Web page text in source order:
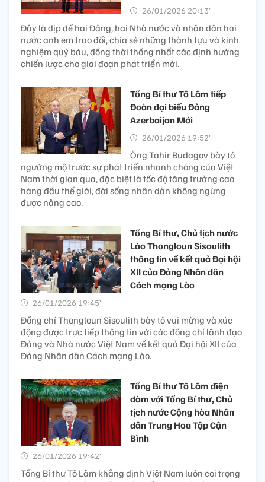
26/01/2026 20:13’
Đây là dịp để hai Đảng, hai Nhà nước và nhân dân hai
nước anh em trao đổi, chia sẻ những thành tựu và kinh
nghiệm quý báu, đồng thời thống nhất các định hướng
chiến lược cho giai đoạn phát triển mới.
Tổng Bí thư Tô Lâm tiếp
Đoàn đại biểu Đảng
Azerbaijan Mới
26/01/2026 19:52’
Ông Tahir Budagov bày tỏ
ngưỡng mộ trước sự phát triển nhanh chóng của Việt
Nam thời gian qua, đặc biệt là tốc độ tăng trưởng cao
hàng đầu thế giới, đời sống nhân dân không ngừng
được nâng cao.
Tổng Bí thư, Chủ tịch nước
Lào Thongloun Sisoulith
thông tin về kết quả Đại hội
XII của Đảng Nhân dân
Cách mạng Lào
26/01/2026 19:45’
Đồng chí Thongloun Sisoulith bày tỏ vui mừng và xúc
động được trực tiếp thông tin với các đồng chí lãnh đạo
Đảng và Nhà nước Việt Nam về kết quả Đại hội XII của
Đảng Nhân dân Cách mạng Lào.
Tổng Bí thư Tô Lâm điện
đàm với Tổng Bí thư, Chủ
tịch nước Cộng hòa Nhân
dân Trung Hoa Tập Cận
Bình
26/01/2026 19:42’
Tổng Bí thư Tô Lâm khẳng định Việt Nam luôn coi trọng